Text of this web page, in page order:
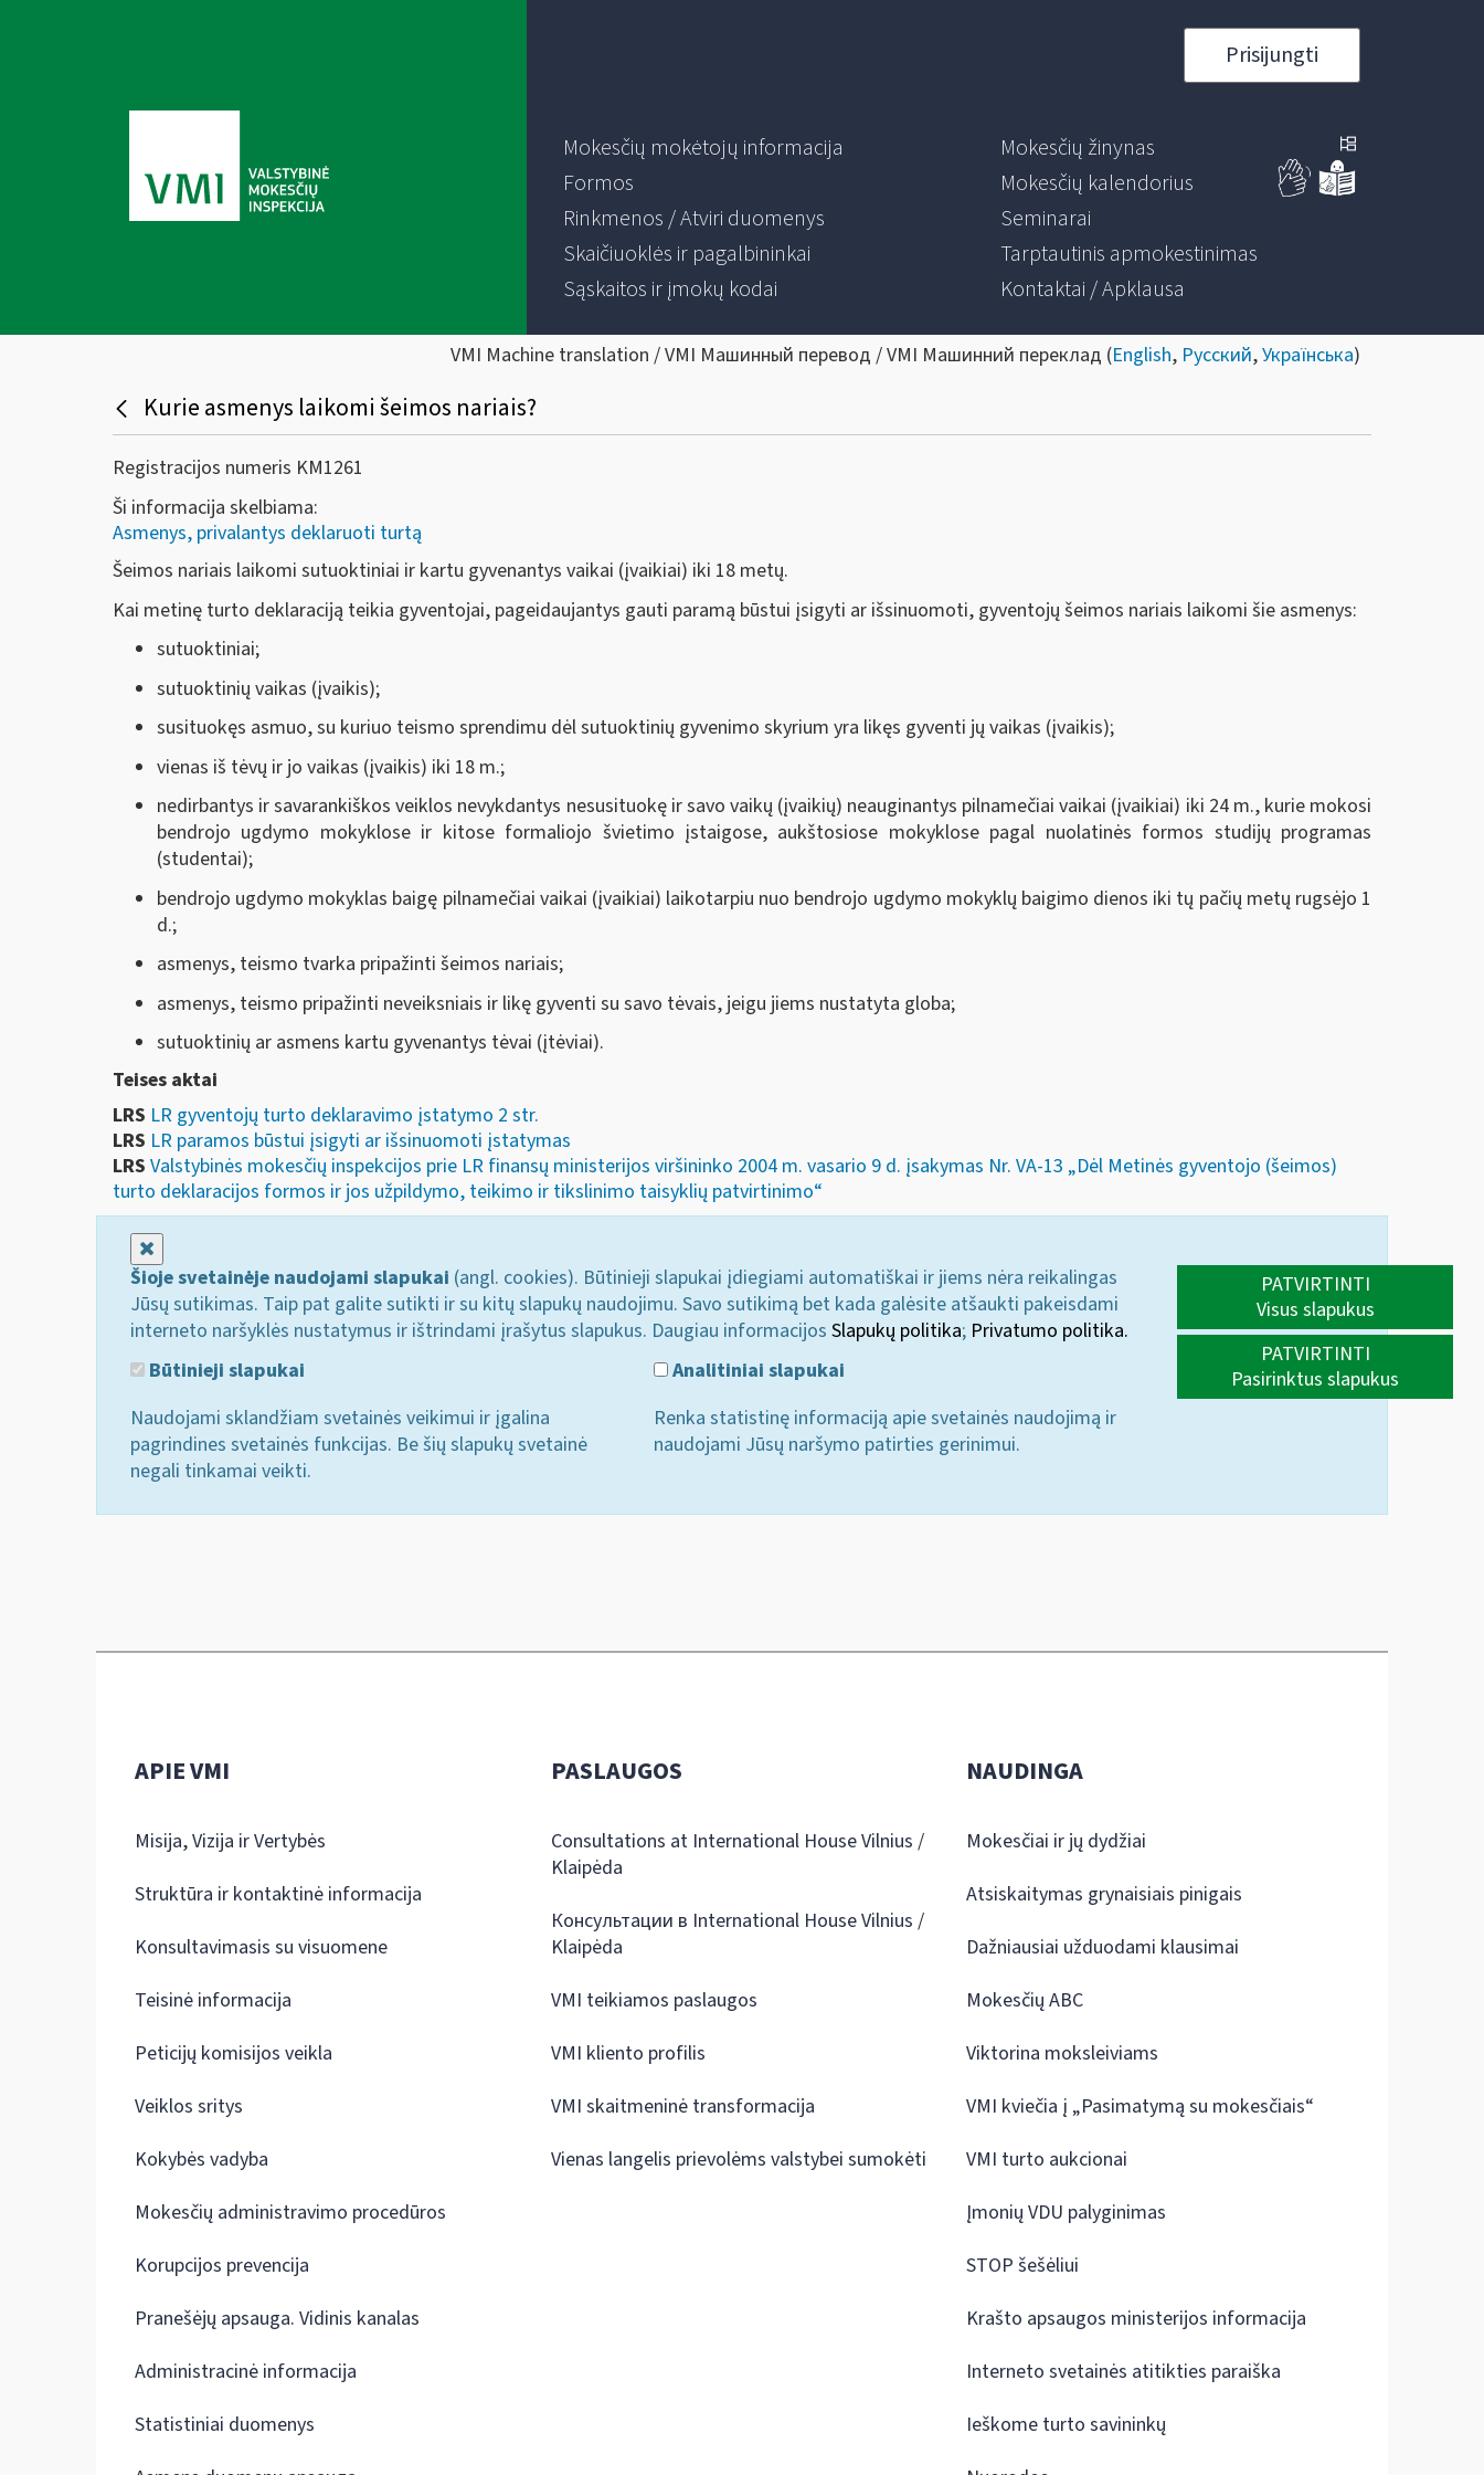
Prisijungti
Mokesčių mokėtojų informacija
Formos
Rinkmenos / Atviri duomenys
Skaičiuoklės ir pagalbininkai
Sąskaitos ir įmokų kodai
Mokesčių žinynas
Mokesčių kalendorius
Seminarai
Tarptautinis apmokestinimas
Kontaktai / Apklausa
VMI Machine translation / VMI Машинный перевод / VMI Машинний переклад (English, Русский,Українська)
Kurie asmenys laikomi šeimos nariais?
Registracijos numeris KM1261
Ši informacija skelbiama:
Asmenys, privalantys deklaruoti turtą
Šeimos nariais laikomi sutuoktiniai ir kartu gyvenantys vaikai (įvaikiai) iki 18 metų.
Kai metinę turto deklaraciją teikia gyventojai, pageidaujantys gauti paramą būstui įsigyti ar išsinuomoti, gyventojų šeimos nariais laikomi šie asmenys:
sutuoktiniai;
sutuoktinių vaikas (įvaikis);
susituokęs asmuo, su kuriuo teismo sprendimu dėl sutuoktinių gyvenimo skyrium yra likęs gyventi jų vaikas (įvaikis);
vienas iš tėvų ir jo vaikas (įvaikis) iki 18 m.;
nedirbantys ir savarankiškos veiklos nevykdantys nesusituokę ir savo vaikų (įvaikių) neauginantys pilnamečiai vaikai (įvaikiai) iki 24 m., kurie mokosi
bendrojo ugdymo mokyklose ir kitose formaliojo švietimo įstaigose, aukštosiose mokyklose pagal nuolatinės formos studijų programas
(studentai);
bendrojo ugdymo mokyklas baigę pilnamečiai vaikai (įvaikiai) laikotarpiu nuo bendrojo ugdymo mokyklų baigimo dienos iki tų pačių metų rugsėjo 1
d.;
asmenys, teismo tvarka pripažinti šeimos nariais;
asmenys, teismo pripažinti neveiksniais ir likę gyventi su savo tėvais, jeigu jiems nustatyta globa;
sutuoktinių ar asmens kartu gyvenantys tėvai (įtėviai).
Teises aktai
LRS LR gyventojų turto deklaravimo įstatymo 2 str.
LRS LR paramos būstui įsigyti ar išsinuomoti įstatymas
LRS Valstybinės mokesčių inspekcijos prie LR finansų ministerijos viršininko 2004 m. vasario 9 d. įsakymas Nr. VA-13 „Dėl Metinės gyventojo (šeimos)
turto deklaracijos formos ir jos užpildymo, teikimo ir tikslinimo taisyklių patvirtinimo“
Šioje svetainėje naudojami slapukai (angl. cookies). Būtinieji slapukai įdiegiami automatiškai ir jiems nėra reikalingas
Jūsų sutikimas. Taip pat galite sutikti ir su kitų slapukų naudojimu. Savo sutikimą bet kada galėsite atšaukti pakeisdami
interneto naršyklės nustatymus ir ištrindami įrašytus slapukus. Daugiau informacijos Slapukų politika; Privatumo politika.
Būtinieji slapukai
Naudojami sklandžiam svetainės veikimui ir įgalina
pagrindines svetainės funkcijas. Be šių slapukų svetainė
negali tinkamai veikti.
Analitiniai slapukai
Renka statistinę informaciją apie svetainės naudojimą ir
naudojami Jūsų naršymo patirties gerinimui.
PATVIRTINTI
Visus slapukus
PATVIRTINTI
Pasirinktus slapukus
APIE VMI
Misija, Vizija ir Vertybės
Struktūra ir kontaktinė informacija
Konsultavimasis su visuomene
Teisinė informacija
Peticijų komisijos veikla
Veiklos sritys
Kokybės vadyba
Mokesčių administravimo procedūros
Korupcijos prevencija
Pranešėjų apsauga. Vidinis kanalas
Administracinė informacija
Statistiniai duomenys
PASLAUGOS
Consultations at International House Vilnius /
Klaipėda
Консультации в International House Vilnius /
Klaipėda
VMI teikiamos paslaugos
VMI kliento profilis
VMI skaitmeninė transformacija
Vienas langelis prievolėms valstybei sumokėti
NAUDINGA
Mokesčiai ir jų dydžiai
Atsiskaitymas grynaisiais pinigais
Dažniausiai užduodami klausimai
Mokesčių ABC
Viktorina moksleiviams
VMI kviečia į „Pasimatymą su mokesčiais“
VMI turto aukcionai
Įmonių VDU palyginimas
STOP šešėliui
Krašto apsaugos ministerijos informacija
Interneto svetainės atitikties paraiška
Ieškome turto savininkų